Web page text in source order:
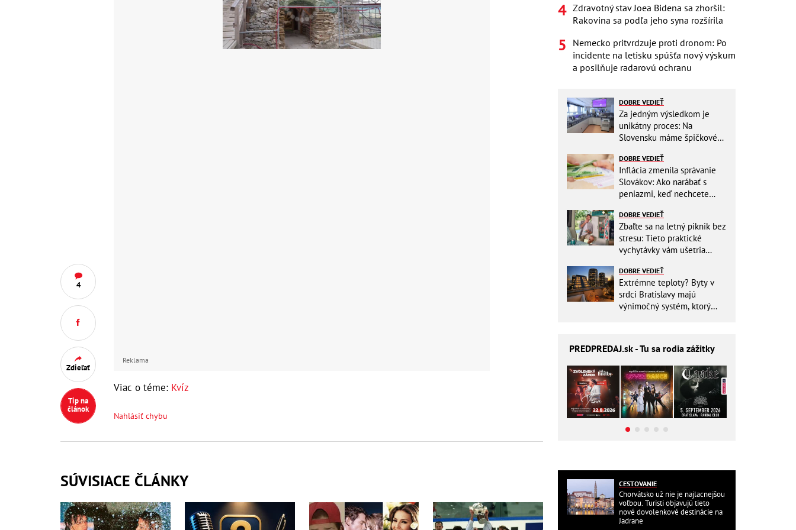
4
Zdieľať
Tip na
článok
Reklama
Viac o téme: Kvíz
Nahlásiť chybu
SÚVISIACE ČLÁNKY
Zdravotný stav Joea Bidena sa zhoršil:
Rakovina sa podľa jeho syna rozšírila
Nemecko pritvrdzuje proti dronom: Po
incidente na letisku spúšťa nový výskum
a posilňuje radarovú ochranu
DOBRE VEDIEŤ
Za jedným výsledkom je
unikátny proces: Na
Slovensku máme špičkové
DOBRE VEDIEŤ
Inflácia zmenila správanie
Slovákov: Ako narábať s
peniazmi, keď nechcete
DOBRE VEDIEŤ
Zbaľte sa na letný piknik bez
stresu: Tieto praktické
vychytávky vám ušetria
DOBRE VEDIEŤ
Extrémne teploty? Byty v
srdci Bratislavy majú
výnimočný systém, ktorý
PREDPREDAJ.sk - Tu sa rodia zážitky
CESTOVANIE
Chorvátsko už nie je najlacnejšou
voľbou. Turisti objavujú tieto
nové dovolenkové destinácie na
Jadrane